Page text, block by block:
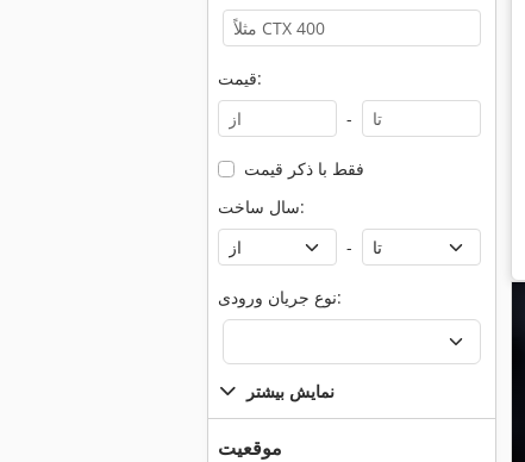
قیمت:
-
فقط با ذکر قیمت
سال ساخت:
-
نوع جریان ورودی:
نمایش بیشتر
موقعیت